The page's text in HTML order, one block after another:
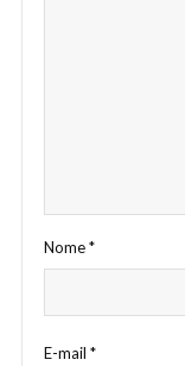
Nome*
E-mail *